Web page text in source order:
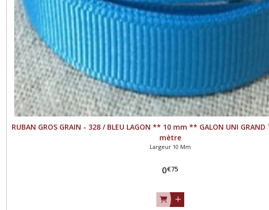
RUBAN GROS GRAIN - 328 / BLEU LAGON ** 10 mm ** GALON UNI
mètre
Largeur 10 Mm
0€75